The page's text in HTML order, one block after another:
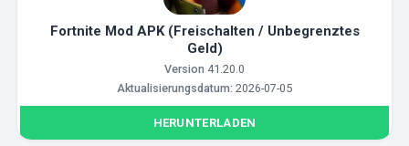
Fortnite Mod APK (Freischalten / Unbegrenztes
Geld)
Version 41.20.0
Aktualisierungsdatum: 2026-07-05
HERUNTERLADEN